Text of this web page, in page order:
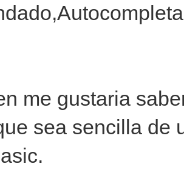
me gustaria
sea sencilla de